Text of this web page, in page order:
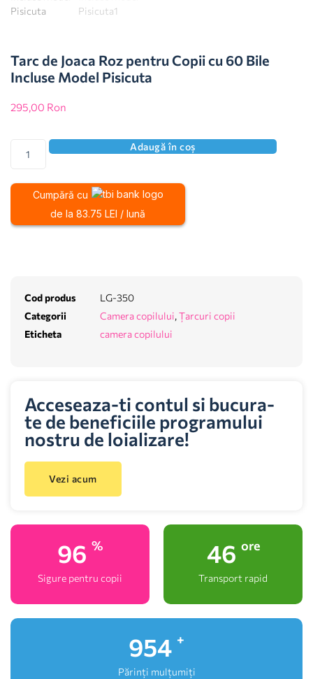
Tarc de Joaca Roz pentru Copii cu 60 Bile
Incluse Model Pisicuta
295,00 Ron
Adaugă în coș
Cumpără cu
de la 83.75 LEI / lună
Cod produs
LG-350
Categorii
Camera copilului, Țarcuri copii
Eticheta
camera copilului
Acceseaza-ti contul si bucura-
te de beneficiile programului
nostru de loializare!
Vezi acum
100 %
Sigure pentru copii
48 ore
Transport rapid
1,000
Părinți mulțumiți